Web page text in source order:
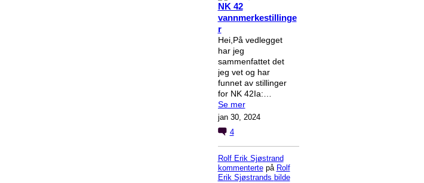
NK 42
vannmerkestillinge
r
Hei,På vedlegget
har jeg
sammenfattet det
jeg vet og har
funnet av stillinger
for NK 42Ia:…
Se mer
jan 30, 2024
4
Rolf Erik Sjøstrand
kommentertepå Rolf
Erik Sjøstrands bilde